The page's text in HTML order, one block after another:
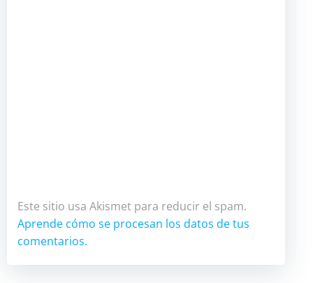
Este sitio usa Akismet para reducir el spam.
Aprende cómo se procesan los datos de tus
comentarios.